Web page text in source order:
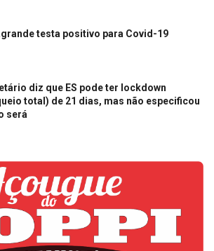
testa positivo para Covid-19
diz que ES pode ter lockdown
total) de 21 dias, mas não especificou
será